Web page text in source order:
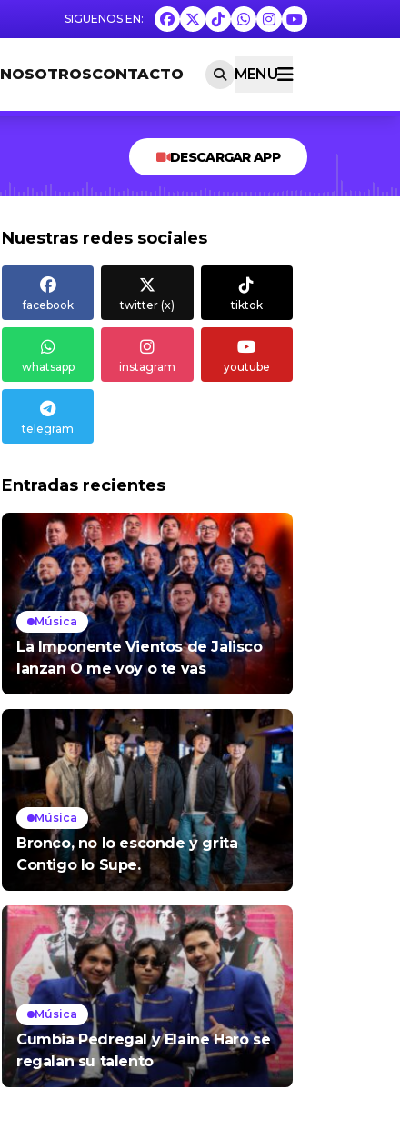
NOSOTROSCONTACTO MENU
DESCARGAR APP
Nuestras redes sociales
facebook twitter (x) tiktok
whatsapp instagram youtube
telegram
Entradas recientes
Música
La Imponente Vientos de Jalisco
lanzan O me voy o te vas
Música
Bronco, no lo esconde y grita
Contigo lo Supe.
Música
Cumbia Pedregal y Elaine Haro se
regalan su talento